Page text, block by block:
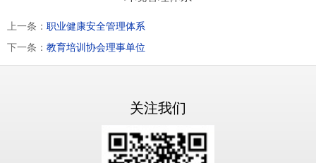
上一条： 职业健康安全管理体系
下一条： 教育培训协会理事单位
关注我们